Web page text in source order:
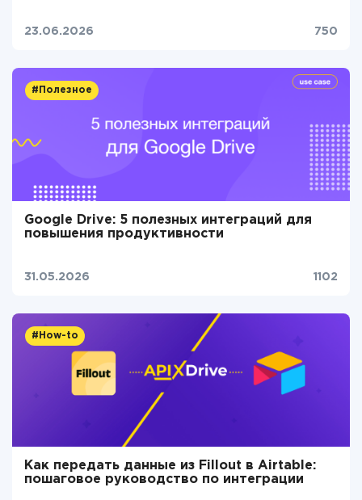
23.06.2026 750
#Полезное
Google Drive: 5 полезных интеграций для
повышения продуктивности
31.05.2026 1102
#How-to
Как передать данные из Fillout в Airtable:
пошаговое руководство по интеграции